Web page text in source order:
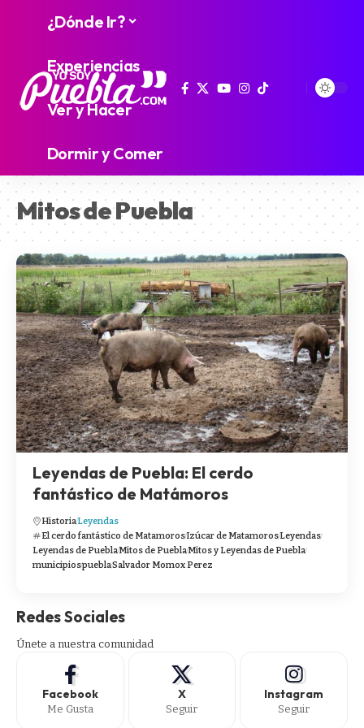
¿Dónde Ir?
Experiencias
Ver y Hacer
Dormir y Comer
Mitos de Puebla
Leyendas de Puebla: El cerdo
fantástico de Matámoros
HistoriaLeyendas
El cerdo fantástico de MatamorosIzúcar de MatamorosLeyendas
Leyendas de PueblaMitos de PueblaMitos y Leyendas de Puebla
municipiospueblaSalvador Momox Perez
Redes Sociales
Únete a nuestra comunidad
Facebook
Me Gusta
X
Seguir
Instagram
Seguir